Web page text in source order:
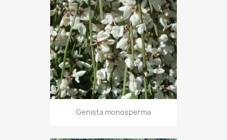
Genista monosperma